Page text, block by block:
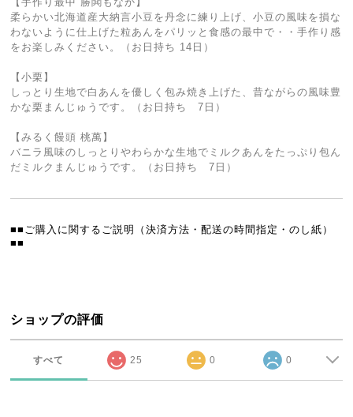
柔らかい北海道産大納言小豆を丹念に練り上げ、小豆の風味を損な
わないように仕上げた粒あんをパリッと食感の最中で・・手作り感
をお楽しみください。（お日持ち 14日）
【小栗】
しっとり生地で白あんを優しく包み焼き上げた、昔ながらの風味豊
かな栗まんじゅうです。（お日持ち 7日）
【みるく饅頭 桃萬】
バニラ風味のしっとりやわらかな生地でミルクあんをたっぷり包ん
だミルクまんじゅうです。（お日持ち 7日）
■■ご購入に関するご説明（決済方法・配送の時間指定・のし紙）
■■
ショップの評価
すべて 25 0 0